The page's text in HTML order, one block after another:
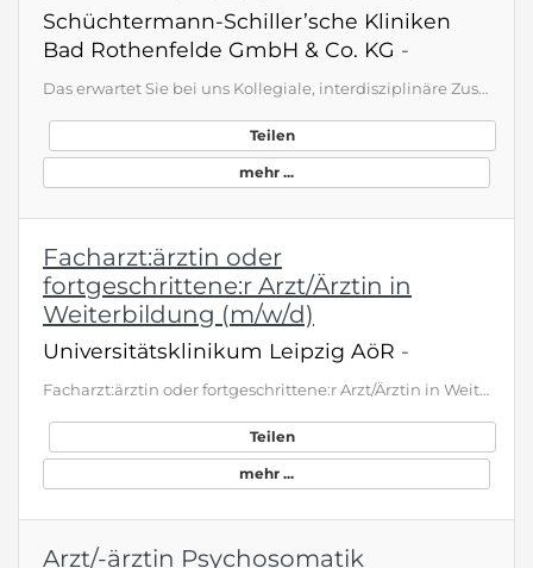
Schüchtermann-Schiller’sche Kliniken
Bad Rothenfelde GmbH & Co. KG -
Das erwartet Sie bei uns Kollegiale, interdisziplinäre Zusammenarbeit mit den anderen Fachabteilungen Sie erlernen die Anwendung moderner, chirurgischer, diagnostischer und therapeutischer Verfahren Prä- und postoperative Diagnostik und Behandlung unserer Patienten Wir bieten Ihnen Gelegenheit bei komplexen Herzchirurgischen Eingriffen zu assistieren Versorgung von Patienten der IPS und IMC Das bringen Sie mit Abgeschlossenes Studium der Humanmedizin mit deutscher Approbation oder ein in Weiter…
Teilen
mehr ...
Facharzt:ärztin oder
fortgeschrittene:r Arzt/Ärztin in
Weiterbildung (m/w/d)
Universitätsklinikum Leipzig AöR -
Facharzt:ärztin oder fortgeschrittene:r Arzt/Ärztin in Weiterbildung (m/w/d) Einrichtung: Department für Bildgebung und Strahlenmedizin Anstellungsart: unbefristet als Facharzt:ärztin oder befristet im Rahmen der Weiterbildung Arbeitsdauer: Teilzeit (20,00h) Arbeitsbeginn: 01.09.2026 Gehaltsspanne: min. 7.400,00 € - max. 9.300,00 € brutto/Monat (Vollzeit) als Einstiegsgehalt. Die konkrete Vergütung richtet sich nach den Vorgaben des Haustarifvertrag des Universitätsklinikums Leipzig AöR. Was di…
Teilen
mehr ...
Arzt/-ärztin Psychosomatik